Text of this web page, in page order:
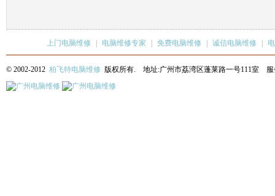
上门电脑维修 电脑维修专家 免费电脑维修 诚信电脑维修
© 2002-2012 柏飞特电脑维修 版权所有. 地址:广州市荔湾区蓬莱路一号111室 服